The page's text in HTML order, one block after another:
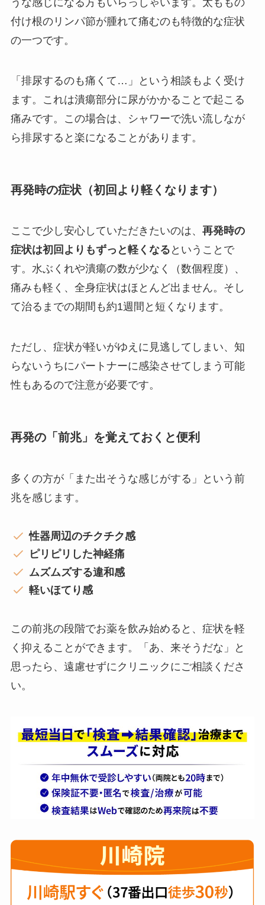
うな感じになる方もいらっしゃいます。太ももの
付け根のリンパ節が腫れて痛むのも特徴的な症状
の一つです。
「排尿するのも痛くて…」という相談もよく受け
ます。これは潰瘍部分に尿がかかることで起こる
痛みです。この場合は、シャワーで洗い流しなが
ら排尿すると楽になることがあります。
再発時の症状（初回より軽くなります）
ここで少し安心していただきたいのは、 再発時の
症状は初回よりもずっと軽くなる ということで
す。水ぶくれや潰瘍の数が少なく（数個程度）、
痛みも軽く、全身症状はほとんど出ません。そし
て治るまでの期間も約1週間と短くなります。
ただし、症状が軽いがゆえに見逃してしまい、知
らないうちにパートナーに感染させてしまう可能
性もあるので注意が必要です。
再発の「前兆」を覚えておくと便利
多くの方が「また出そうな感じがする」という前
兆を感じます。
性器周辺のチクチク感
ピリピリした神経痛
ムズムズする違和感
軽いほてり感
この前兆の段階でお薬を飲み始めると、症状を軽
く抑えることができます。「あ、来そうだな」と
思ったら、遠慮せずにクリニックにご相談くださ
い。